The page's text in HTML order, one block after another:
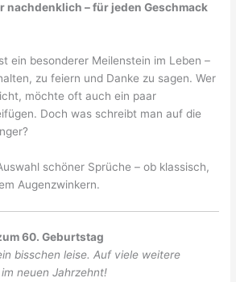
nachdenklich – für jeden Geschmack
ein besonderer Meilenstein im Leben –
zu feiern und Danke zu sagen. Wer
möchte oft auch ein paar
Doch was schreibt man auf die
schöner Sprüche – ob klassisch,
Augenzwinkern.
60. Geburtstag
bisschen leise. Auf viele weitere
neuen Jahrzehnt!